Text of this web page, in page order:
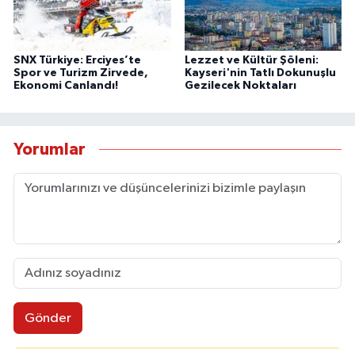
SNX Türkiye: Erciyes’te
Spor ve Turizm Zirvede,
Ekonomi Canlandı!
Lezzet ve Kültür Şöleni:
Kayseri'nin Tatlı Dokunuşlu
Gezilecek Noktaları
Yorumlar
Gönder